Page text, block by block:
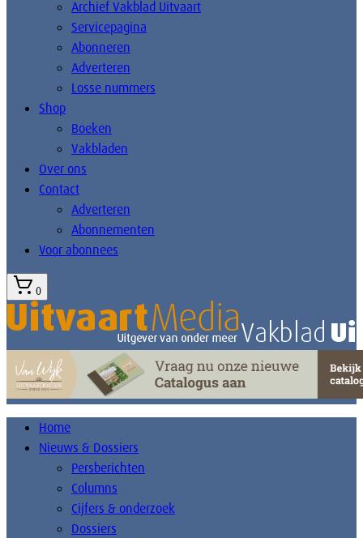
Archief Vakblad Uitvaart
Servicepagina
Abonneren
Adverteren
Losse nummers
Shop
Boeken
Vakbladen
Over ons
Contact
Adverteren
Abonnementen
Voor abonnees
0
Home
Nieuws & Dossiers
Persberichten
Columns
Cijfers & onderzoek
Dossiers